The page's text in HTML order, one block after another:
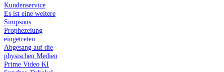
Kundenservice
Es ist eine weitere
Simpsons
Prophezeiung
eingetreten
Abgesang auf die
physischen Medien
Prime Video KI